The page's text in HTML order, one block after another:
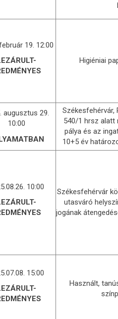
19. 12:00
Higiéniai
augusztus 29.
10:00
Székesfehérvár,
540/1 hrsz alatt
pálya és az
10+5 év
10:00
Székesfehérvár
utasváró
jogának
15:00
Használt,